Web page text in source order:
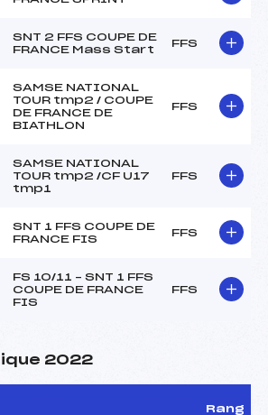
SNT 2 FFS COUPE DE
FRANCE Mass Start
FFS
SAMSE NATIONAL
TOUR tmp2 / COUPE
DE FRANCE DE
BIATHLON
FFS
SAMSE NATIONAL
TOUR tmp2 /CF U17
tmp1
FFS
SNT 1 FFS COUPE DE
FRANCE FIS
FFS
FS 10/11 – SNT 1 FFS
COUPE DE FRANCE
FIS
FFS
2022
Rang